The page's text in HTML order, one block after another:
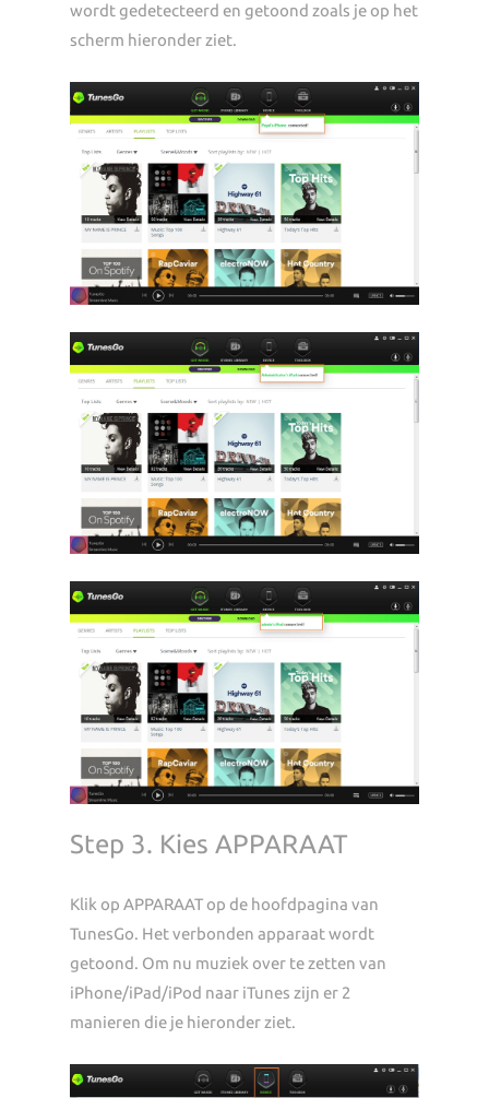
wordt gedetecteerd en getoond zoals je op het
scherm hieronder ziet.
Step 3. Kies APPARAAT
Klik op APPARAAT op de hoofdpagina van
TunesGo. Het verbonden apparaat wordt
getoond. Om nu muziek over te zetten van
iPhone/iPad/iPod naar iTunes zijn er 2
manieren die je hieronder ziet.